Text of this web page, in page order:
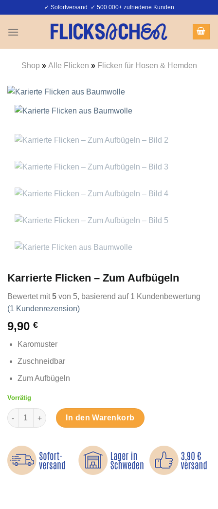
springen
✓ Sofortversand ✓ 500.000+ zufriedene Kunden
Shop » Alle Flicken » Flicken für Hosen & Hemden
Karrierte Flicken – Zum Aufbügeln
Bewertet mit5 von 5, basierend auf 1 Kundenbewertung
(1 Kundenrezension)
9,90 €
Karomuster
Zuschneidbar
Zum Aufbügeln
Vorrätig
Karrierte Flicken – Zum Aufbügeln Menge
In den Warenkorb